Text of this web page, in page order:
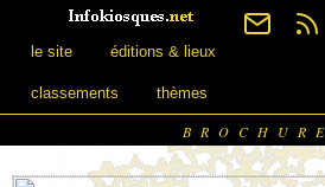
le site éditions & lieux
classements thèmes